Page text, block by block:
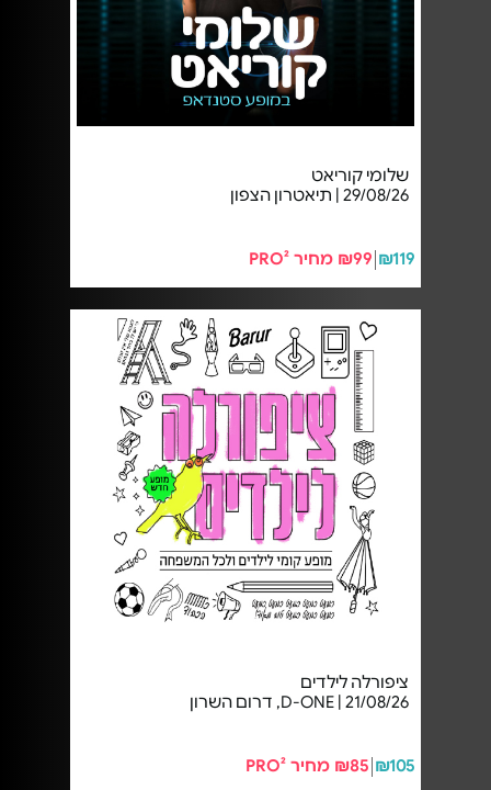
שלומי קוריאט
29/08/26 | תיאטרון הצפון
₪119 ₪99 מחיר PRO²
ציפורלה לילדים
21/08/26 | D-ONE, דרום השרון
₪105 ₪85 מחיר PRO²